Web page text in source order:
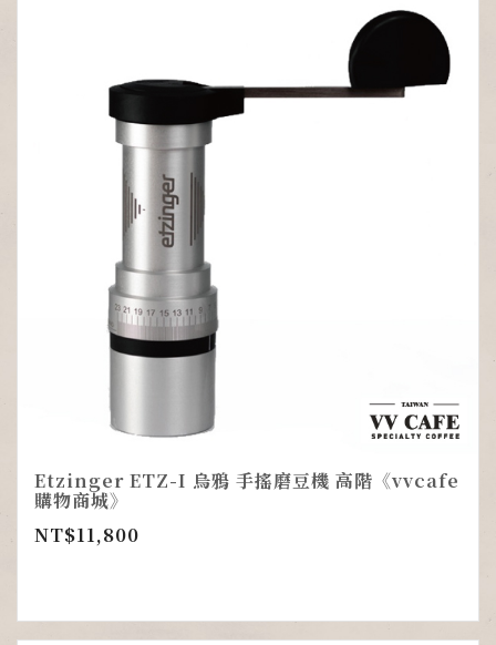
Etzinger ETZ-I 烏鴉 手搖磨豆機 高階《vvcafe
購物商城》
NT$11,800